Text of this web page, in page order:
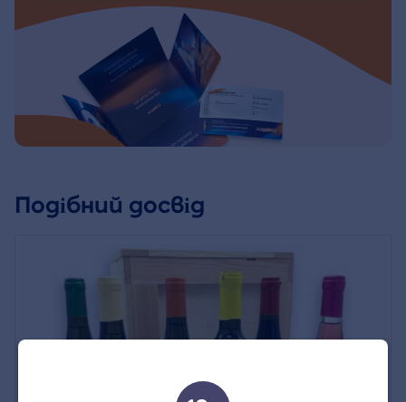
Подібний досвід